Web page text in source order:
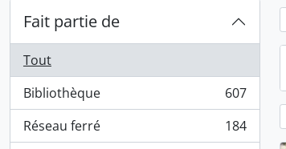
Fait partie de
Tout
Bibliothèque
, 607 résultats
607
Réseau ferré
, 184 résultats
184